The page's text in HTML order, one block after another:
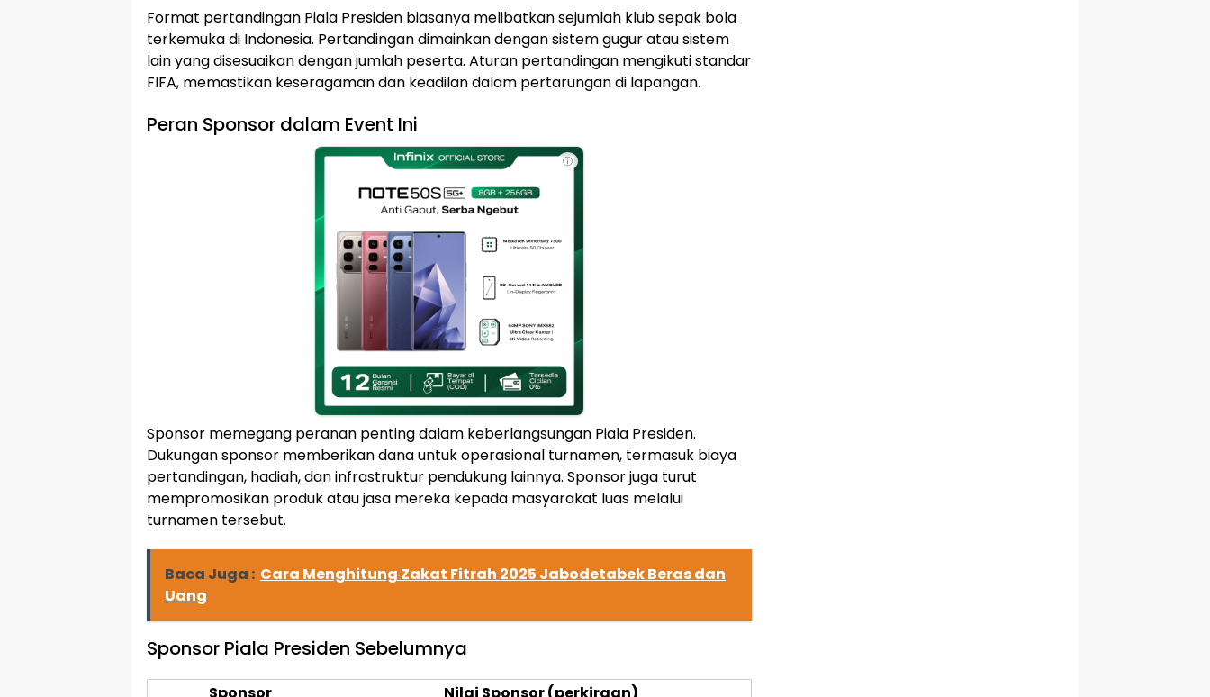
Format pertandingan Piala Presiden biasanya melibatkan sejumlah klub sepak bola
terkemuka di Indonesia. Pertandingan dimainkan dengan sistem gugur atau sistem
lain yang disesuaikan dengan jumlah peserta. Aturan pertandingan mengikuti standar
FIFA, memastikan keseragaman dan keadilan dalam pertarungan di lapangan.
Peran Sponsor dalam Event Ini
ⓘ
Sponsor memegang peranan penting dalam keberlangsungan Piala Presiden.
Dukungan sponsor memberikan dana untuk operasional turnamen, termasuk biaya
pertandingan, hadiah, dan infrastruktur pendukung lainnya. Sponsor juga turut
mempromosikan produk atau jasa mereka kepada masyarakat luas melalui
turnamen tersebut.
Baca Juga : Cara Menghitung Zakat Fitrah 2025 Jabodetabek Beras dan
Uang
Sponsor Piala Presiden Sebelumnya